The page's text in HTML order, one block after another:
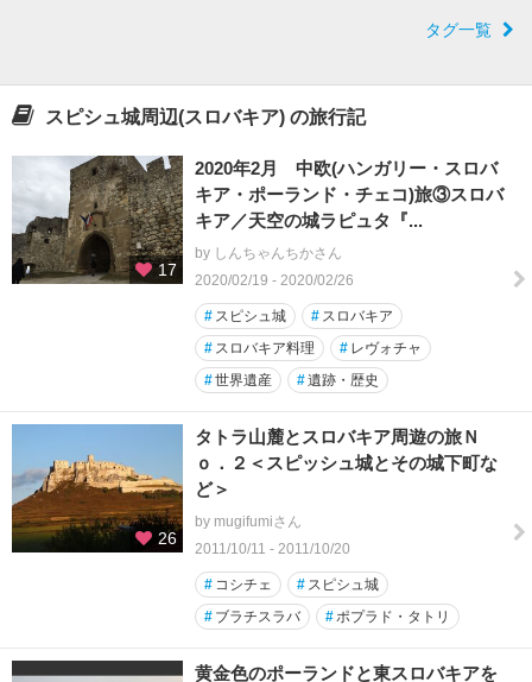
タグ一覧
スピシュ城周辺(スロバキア) の旅行記
17
2020年2月 中欧(ハンガリー・スロバ
キア・ポーランド・チェコ)旅③スロバ
キア／天空の城ラピュタ『...
by しんちゃんちかさん
2020/02/19 - 2020/02/26
# スピシュ城 # スロバキア
# スロバキア料理 # レヴォチャ
#世界遺産 #遺跡・歴史
26
タトラ山麓とスロバキア周遊の旅Ｎ
ｏ．２＜スピッシュ城とその城下町な
ど＞
by mugifumiさん
2011/10/11 - 2011/10/20
# コシチェ # スピシュ城
# ブラチスラバ #ポプラド・タトリ
黄金色のポーランドと東スロバキアを